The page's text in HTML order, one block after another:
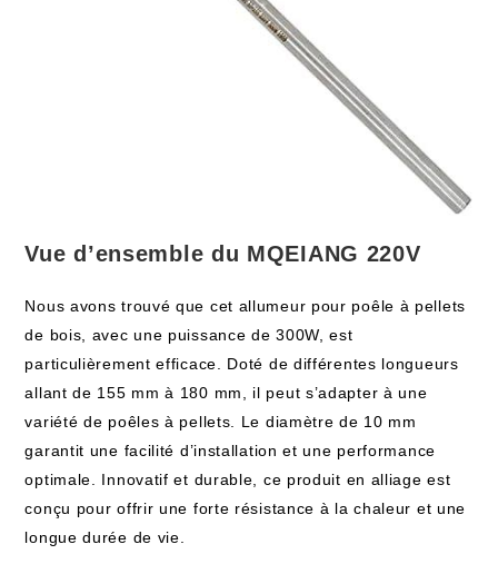
Vue d’ensemble du MQEIANG 220V
Nous avons trouvé que cet allumeur pour poêle à pellets
de bois, avec une puissance de 300W, est
particulièrement efficace. Doté de différentes longueurs
allant de 155 mm à 180 mm, il peut s’adapter à une
variété de poêles à pellets. Le diamètre de 10 mm
garantit une facilité d’installation et une performance
optimale. Innovatif et durable, ce produit en alliage est
conçu pour offrir une forte résistance à la chaleur et une
longue durée de vie.